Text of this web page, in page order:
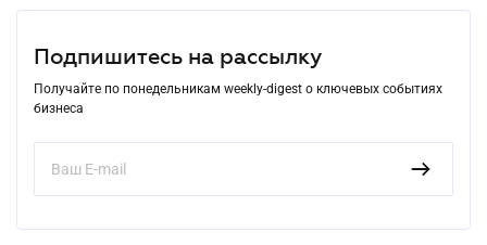
Подпишитесь на рассылку
Получайте по понедельникам weekly-digest о ключевых событиях
бизнеса